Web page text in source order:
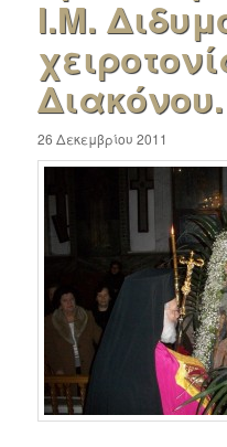
Ι.Μ.
Διακόνου.
26 Δεκεμβρίου 2011